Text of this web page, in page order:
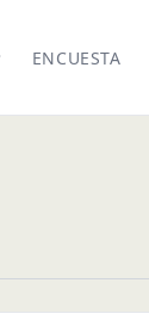
ENCUESTA